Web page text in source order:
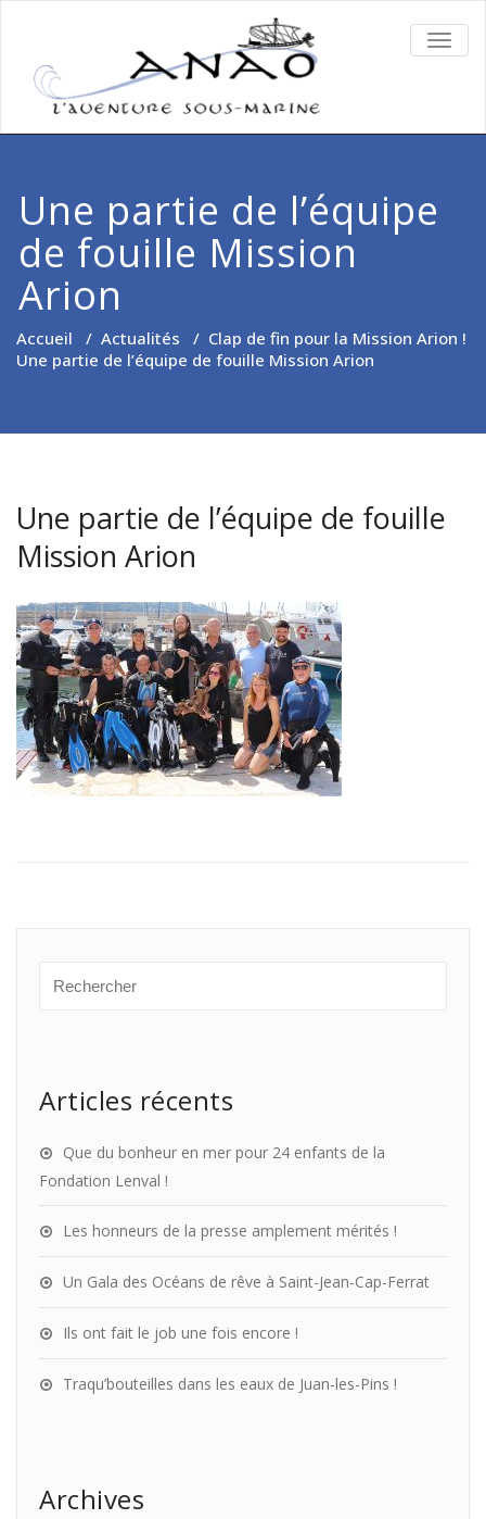
Une partie de l’équipe
de fouille Mission
Arion
Accueil / Actualités / Clap de fin pour la Mission Arion !
Une partie de l’équipe de fouille Mission Arion
Une partie de l’équipe de fouille
Mission Arion
Articles récents
Que du bonheur en mer pour 24 enfants de la
Fondation Lenval !
Les honneurs de la presse amplement mérités !
Un Gala des Océans de rêve à Saint-Jean-Cap-Ferrat
Ils ont fait le job une fois encore !
Traqu’bouteilles dans les eaux de Juan-les-Pins !
Archives